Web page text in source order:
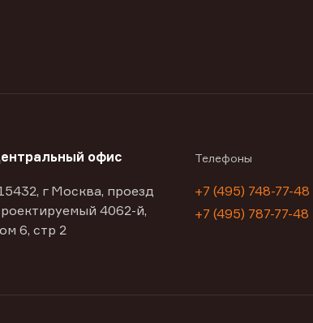
офис
г Москва, проезд
4062-й,
6, стр 2
Телефоны
+7 (495) 748-77-48
+7 (495) 787-77-48